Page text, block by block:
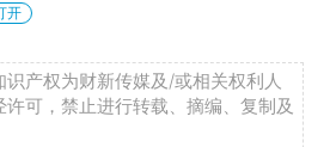
开
产权为财新传媒及/或相关权利人
可，禁止进行转载、摘编、复制及